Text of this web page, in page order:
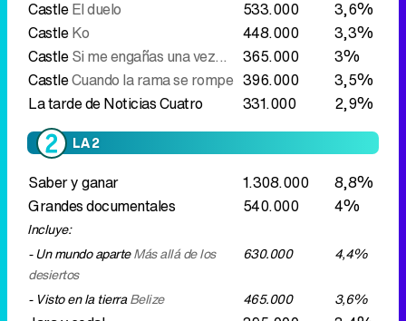
LA 2
Saber y ganar 1.308.000
8,8%
Grandes documentales
540.000 4%
Incluye:
- Un mundo aparteMás allá de los
desiertos
630.000 4,4%
- Visto en la tierra 465.000 3,6%
Jara y sedal 395.000
3,4%
El escarabajo verde
La casa encendida
106.000
1%
La sala
Cámara abierta 2.0
95.000
0,8%
Frasier
89.000
0,7%